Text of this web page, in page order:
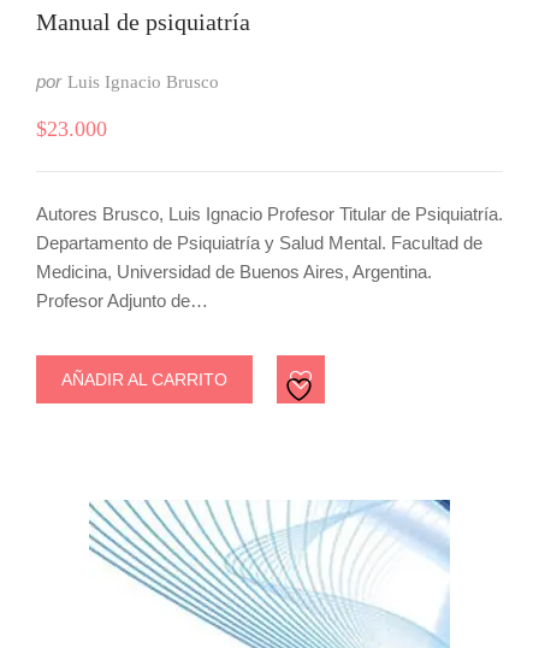
Manual de psiquiatría
por Luis Ignacio Brusco
$23.000
Autores Brusco, Luis Ignacio Profesor Titular de Psiquiatría.
Departamento de Psiquiatría y Salud Mental. Facultad de
Medicina, Universidad de Buenos Aires, Argentina.
Profesor Adjunto de…
AÑADIR AL CARRITO